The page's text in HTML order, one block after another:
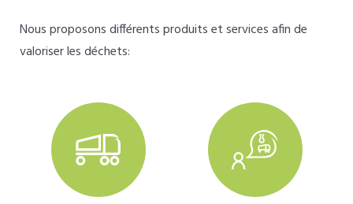
Nous proposons différents produits et services afin de
valoriser les déchets: